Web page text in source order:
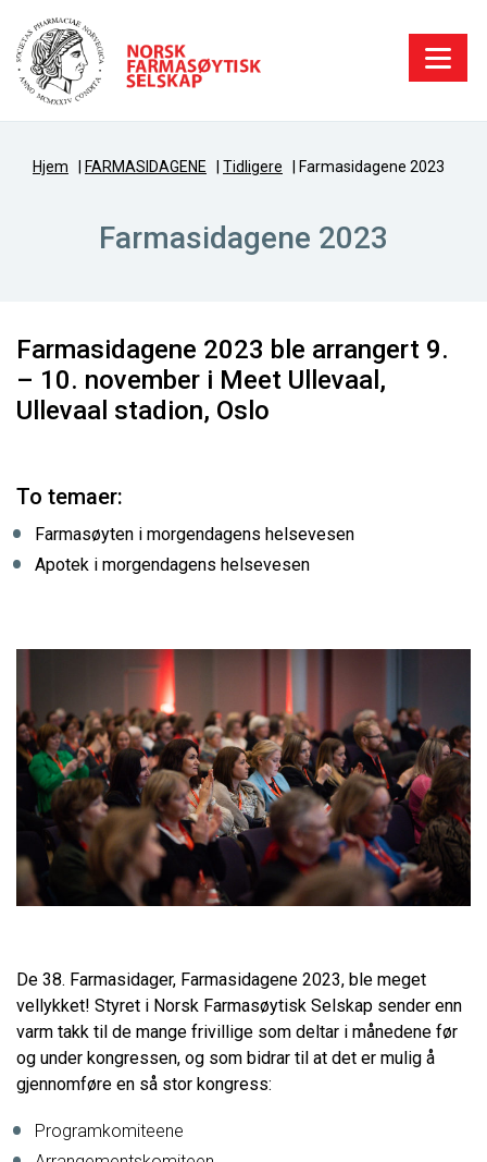
Hjem FARMASIDAGENE Tidligere Farmasidagene 2023
Farmasidagene 2023
Farmasidagene 2023 ble arrangert 9.
– 10. november i Meet Ullevaal,
Ullevaal stadion, Oslo
To temaer:
Farmasøyten i morgendagens helsevesen
Apotek i morgendagens helsevesen
De 38. Farmasidager, Farmasidagene 2023, ble meget
vellykket! Styret i Norsk Farmasøytisk Selskap sender enn
varm takk til de mange frivillige som deltar i månedene før
og under kongressen, og som bidrar til at det er mulig å
gjennomføre en så stor kongress:
Programkomiteene